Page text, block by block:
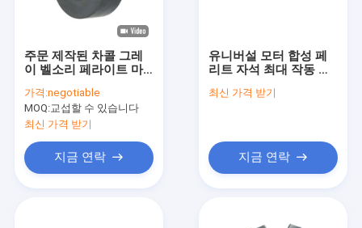
주문 제작된 차콜 그레
이 벨소리 페라이트 마
성능
가격:negotiable
MOQ:교섭할 수 있습니다
최신 가격 받기
지금 연락
유니버설 모터 합성 페
리트 자석 최대 작동 온
에 대한 이상적인 자석
최신 가격 받기
지금 연락